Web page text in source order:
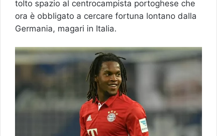
tolto spazio al centrocampista portoghese che
ora è obbligato a cercare fortuna lontano dalla
Germania, magari in Italia.